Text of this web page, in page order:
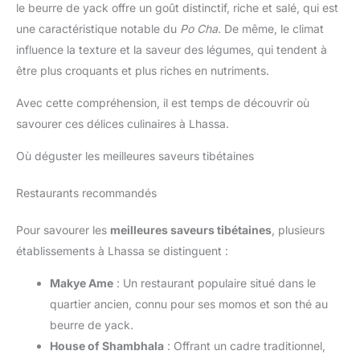
le beurre de yack offre un goût distinctif, riche et salé, qui est
une caractéristique notable du Po Cha. De même, le climat
influence la texture et la saveur des légumes, qui tendent à
être plus croquants et plus riches en nutriments.
Avec cette compréhension, il est temps de découvrir où
savourer ces délices culinaires à Lhassa.
Où déguster les meilleures saveurs tibétaines
Restaurants recommandés
Pour savourer les meilleures saveurs tibétaines , plusieurs
établissements à Lhassa se distinguent :
Makye Ame : Un restaurant populaire situé dans le
quartier ancien, connu pour ses momos et son thé au
beurre de yack.
House of Shambhala : Offrant un cadre traditionnel,